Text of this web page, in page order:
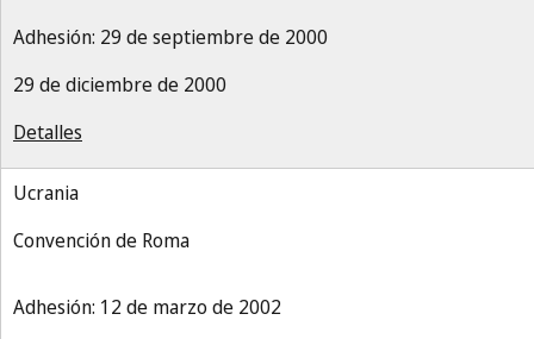
Adhesión: 29 de septiembre de 2000
29 de diciembre de 2000
Detalles
Ucrania
Convención de Roma
Adhesión: 12 de marzo de 2002